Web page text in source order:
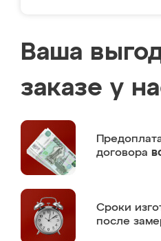
Ваша
заказе у
договора
Сроки
после